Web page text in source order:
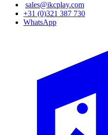
sales@ikcplay.com
+31 (0)321 387 730
WhatsApp